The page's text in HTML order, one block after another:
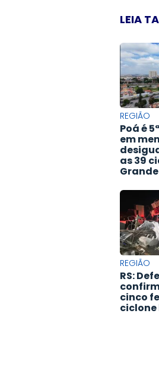
LEIA
REGIÃO
Poá é
em
as 39
Grande
REGIÃO
RS:
cinco